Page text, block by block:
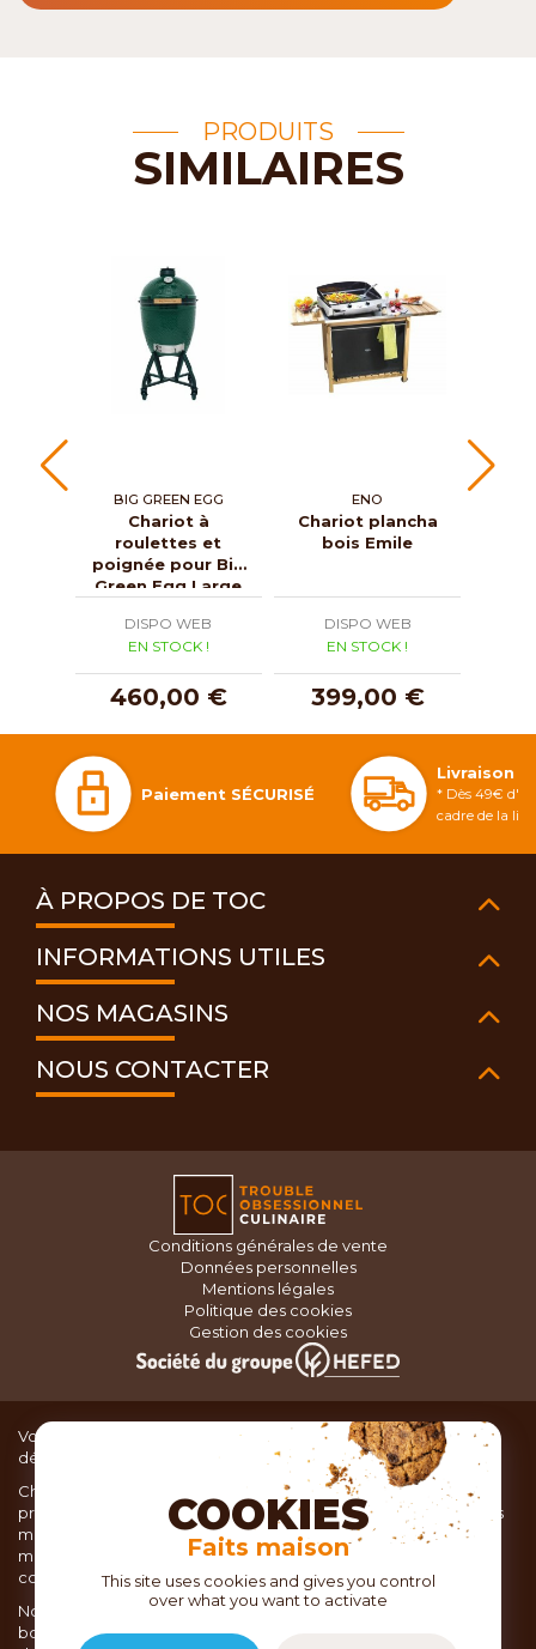
PRODUITS
SIMILAIRES
BIG GREEN EGG
Chariot à
roulettes et
poignée pour Big
Green Egg Large
DISPO WEB
EN STOCK !
460,00 €
ENO
Chariot plancha
bois Emile
DISPO WEB
EN STOCK !
399,00 €
Paiement SÉCURISÉ
Livraison
* Dès 49€
cadre de la
À PROPOS DE TOC
INFORMATIONS UTILES
NOS MAGASINS
NOUS CONTACTER
Conditions générales de vente
Données personnelles
Mentions légales
Politique des cookies
Gestion des cookies
Vous recherchez du matériel de cuisine pour concocter de
délicieux plats ou des pâtisseries dignes d’un grand chef ?
Chez TOC, boutique d’ustensiles de cuisine, nous vous
proposons une large sélection de produits issus des meilleures
marques de matériel de cuisine: Ustensiles de pâtisserie,
matériel de cuisson, service de table, ustensiles de cuisine,
coutellerie, set picnic.
Nous vous réservons un accueil chaleureux au sein de nos 21
boutiques, mais vous trouverez également tout votre matériel
COOKIES
Faits maison
This site uses cookies and gives you control
over what you want to activate